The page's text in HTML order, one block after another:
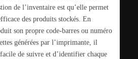
de l’inventaire est qu’elle permet
des produits stockés. En
son propre code-barres ou numéro
générées par l’imprimante, il
de suivre et d’identifier chaque